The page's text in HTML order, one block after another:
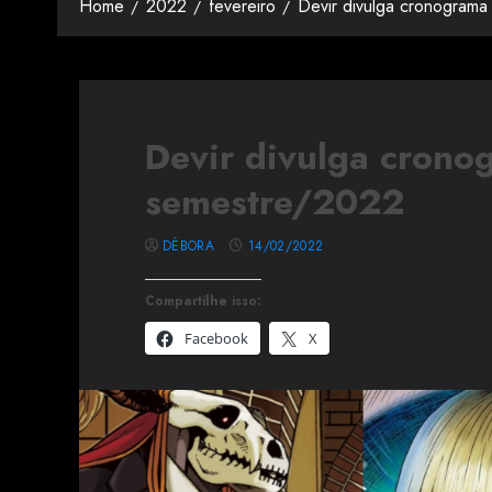
Home 2022 fevereiro Devir divulga
Devir divulga
semestre/2022
Compartilhe isso:
Facebook
X
DÉBORA 14/02/2022